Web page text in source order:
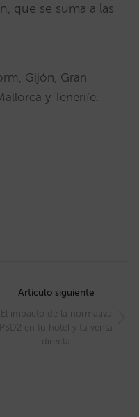
que se suma a las
Gijón, Gran
y Tenerife.
Artículo siguiente
El impacto de la normativa
PSD2 en tu hotel y tu venta
directa